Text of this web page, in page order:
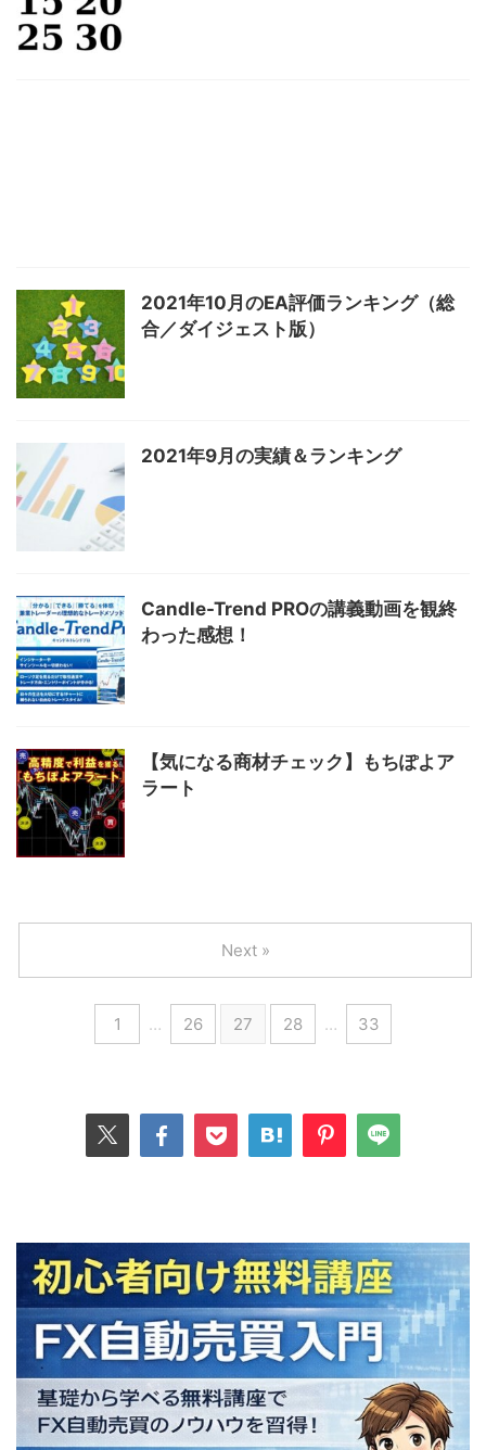
2021年10月のEA評価ランキング（総
合／ダイジェスト版）
2021年9月の実績＆ランキング
Candle-Trend PROの講義動画を観終
わった感想！
【気になる商材チェック】もちぽよア
ラート
1 … 26 27 28 … 33
Next »